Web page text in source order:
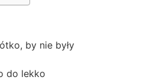
by nie były
do lekko